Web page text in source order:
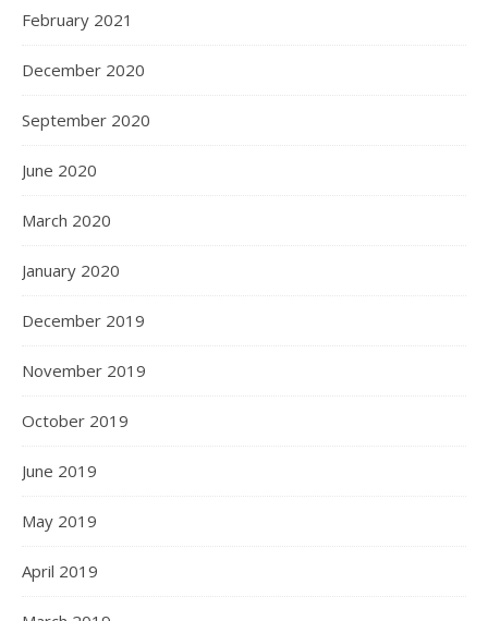
February 2021
December 2020
September 2020
June 2020
March 2020
January 2020
December 2019
November 2019
October 2019
June 2019
May 2019
April 2019